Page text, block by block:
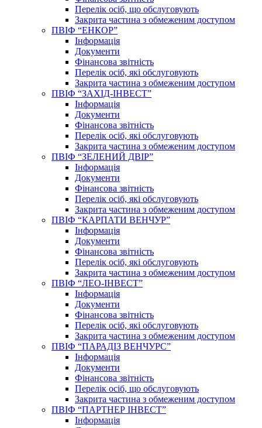
Перелік осіб, що обслуговують
Закрита частина з обмеженим доступом
ПВІФ “ЕНКОР”
Інформація
Документи
Фінансова звітність
Перелік осіб, які обслуговують
Закрита частина з обмеженим доступом
ПВІФ “ЗАХІД-ІНВЕСТ”
Інформація
Документи
Фінансова звітність
Перелік осіб, які обслуговують
Закрита частина з обмеженим доступом
ПВІФ “ЗЕЛЕНИЙ ДВІР”
Інформація
Документи
Фінансова звітність
Перелік осіб, які обслуговують
Закрита частина з обмеженим доступом
ПВІФ “КАРПАТИ ВЕНЧУР”
Інформація
Документи
Фінансова звітність
Перелік осіб, які обслуговують
Закрита частина з обмеженим доступом
ПВІФ “ЛЕО-ІНВЕСТ”
Інформація
Документи
Фінансова звітність
Перелік осіб, які обслуговують
Закрита частина з обмеженим доступом
ПВІФ “ПАРАДІЗ ВЕНЧУРС”
Інформація
Документи
Фінансова звітність
Перелік осіб, що обслуговують
Закрита частина з обмеженим доступом
ПВІФ “ПАРТНЕР ІНВЕСТ”
Інформація